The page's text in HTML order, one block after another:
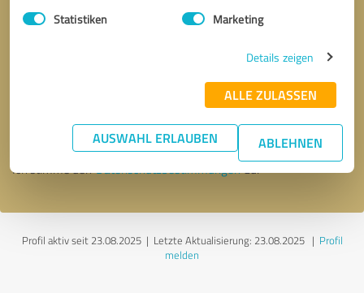
Statistiken Marketing
Details zeigen
ALLE ZULASSEN
AUSWAHL ERLAUBEN ABLEHNEN
* Erforderliche Angaben
Nachricht senden
Ich stimme denDatenschutzbestimmungenzu.
Profil aktiv seit 23.08.2025 | Letzte Aktualisierung: 23.08.2025| Profil
melden